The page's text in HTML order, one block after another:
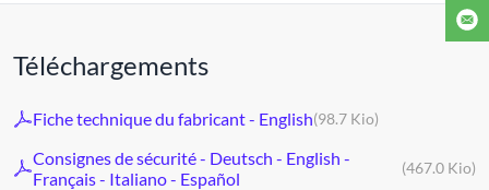
Téléchargements
Fiche technique du fabricant - English(98.7 Kio)
Consignes de sécurité - Deutsch - English -
Français - Italiano - Español
(467.0 Kio)